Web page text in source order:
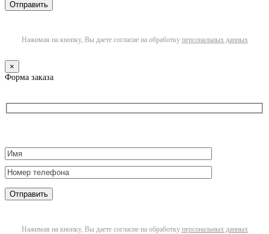
Нажимая на кнопку, Вы даете согласие на обработку персональных данных
×
Форма заказа
Нажимая на кнопку, Вы даете согласие на обработку персональных данных